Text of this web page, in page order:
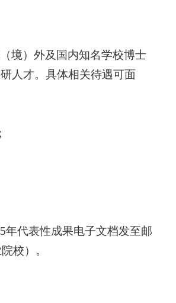
境）外及国内知名学校博士
人才。具体相关待遇可面
年代表性成果电子文档发至邮
校）。